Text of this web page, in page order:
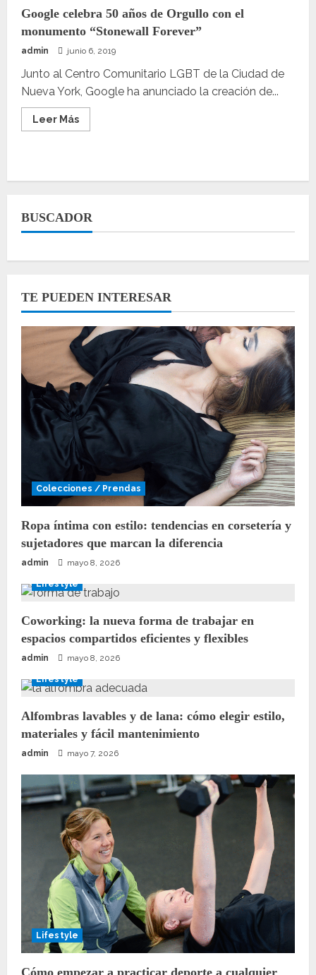
Google celebra 50 años de Orgullo con el
monumento “Stonewall Forever”
admin junio 6, 2019
Junto al Centro Comunitario LGBT de la Ciudad de
Nueva York, Google ha anunciado la creación de...
Leer MásLeer
más
con
BUSCADOR
TE PUEDEN INTERESAR
Colecciones / Prendas
Ropa íntima con estilo: tendencias en corsetería y
sujetadores que marcan la diferencia
admin mayo 8, 2026
Lifestyle
Coworking: la nueva forma de trabajar en
espacios compartidos eficientes y flexibles
admin mayo 8, 2026
Lifestyle
Alfombras lavables y de lana: cómo elegir estilo,
materiales y fácil mantenimiento
admin mayo 7, 2026
Lifestyle
Cómo empezar a practicar deporte a cualquier